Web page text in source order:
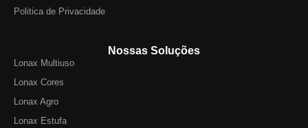
Politica de Privacidade
Nossas Soluções
Lonax Multiuso
Lonax Cores
Lonax Agro
Lonax Estufa